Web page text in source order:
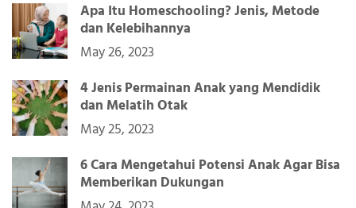
Apa Itu Homeschooling? Jenis, Metode
dan Kelebihannya
May 26, 2023
4 Jenis Permainan Anak yang Mendidik
dan Melatih Otak
May 25, 2023
6 Cara Mengetahui Potensi Anak Agar Bisa
Memberikan Dukungan